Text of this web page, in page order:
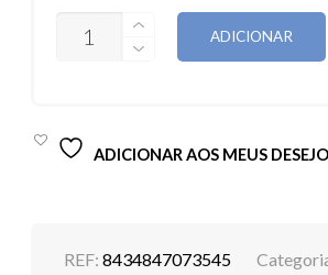
QUANTIDADE
CINZA
ADICIONAR
ADICIONAR AOS MEUS
REF:8434847073545